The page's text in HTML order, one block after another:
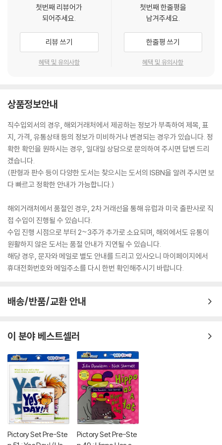
첫번째 리뷰어가
되어주세요.
리뷰 쓰기
혜택 및 유의사항
첫번째 한줄평을
남겨주세요.
한줄평 쓰기
혜택 및 유의사항
상품정보안내
직수입외서의 경우, 해외거래처에서 제공하는 정보가 부족하여 제목, 표
지, 가격, 유통상태 등의 정보가 미비하거나 변경되는 경우가 있습니다. 정
확한 확인을 원하시는 경우, 일대일 상담으로 문의하여 주시면 답변 드리
겠습니다.
(판형과 판수 등이 다양한 도서는 찾으시는 도서의 ISBN을 알려 주시면 보
다 빠르고 정확한 안내가 가능합니다.)
해외거래처에서 품절인 경우, 2차 거래선을 통해 유럽과 미국 출판사로 직
접 수입이 진행될 수 있습니다.
수입 진행 시점으로 부터 2~3주가 추가로 소요되며, 해외에서도 유통이
원활하지 않은 도서는 품절 안내가 지연될 수 있습니다.
해당 경우, 문자와 메일로 별도 안내를 드리고 있사오니 마이페이지에서
휴대전화번호와 메일주소를 다시 한번 확인해주시기 바랍니다.
배송/반품/교환 안내
이 분야 베스트셀러
Pictory Set Pre-Ste
Pictory Set Pre-Ste